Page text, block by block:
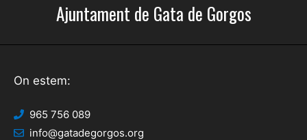
Ajuntament de Gata de Gorgos
On estem:
965 756 089
info@gatadegorgos.org